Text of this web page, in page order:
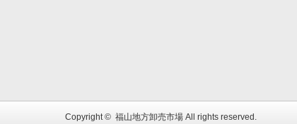
Copyright © 福山地方卸売市場All rights reserved.